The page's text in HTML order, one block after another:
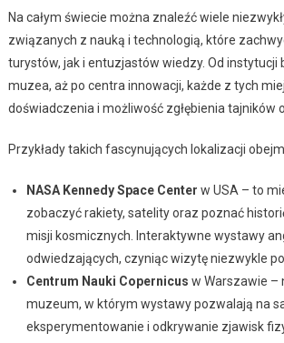
Na całym świecie można znaleźć wiele
związanych z nauką i technologią, które
turystów, jak i entuzjastów wiedzy. Od instytucji
muzea, aż po centra innowacji, każde z tych
doświadczenia i możliwość zgłębienia tajników
Przykłady takich fascynujących lokalizacji
NASA Kennedy Space Center w USA – to
zobaczyć rakiety, satelity oraz poznać
misji kosmicznych. Interaktywne wystawy
odwiedzających, czyniąc wizytę niezwykle
Centrum Nauki Copernicus w Warszawie –
muzeum, w którym wystawy pozwalają na
eksperymentowanie i odkrywanie zjawisk